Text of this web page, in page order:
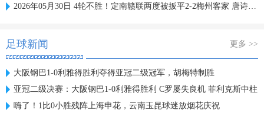
2026年05月30日 4轮不胜！定南赣联两度被扳平2-2梅州客家 唐诗世界波冯刚破门
足球新闻 更多 >>
大阪钢巴1-0利雅得胜利夺得亚冠二级冠军，胡梅特制胜
亚冠二级决赛：大阪钢巴1-0利雅得胜利 C罗屡失良机 菲利克斯中柱
嗨了！1比0小胜残阵上海申花，云南玉昆球迷放烟花庆祝